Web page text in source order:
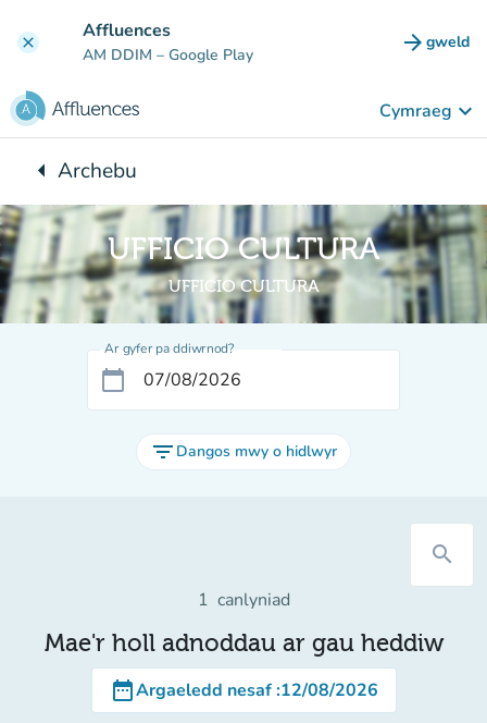
clear Affluences
AM DDIM – Google Play arrow_forward gweld
(tab
Cymraeg keyboard_arrow_down
arrow_leftYn ôl i:
Archebu
UFFICIO CULTURA
UFFICIO CULTURA
Ar gyfer pa ddiwrnod?
calendar_today
filter_list Dangos mwy o hidlwyr
search
1 canlyniad
Mae'r holl adnoddau ar gau heddiw
date_rangeArgaeledd nesaf:12/08/2026